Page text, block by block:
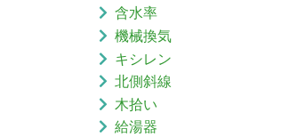
含水率
機械換気
キシレン
北側斜線
木拾い
給湯器